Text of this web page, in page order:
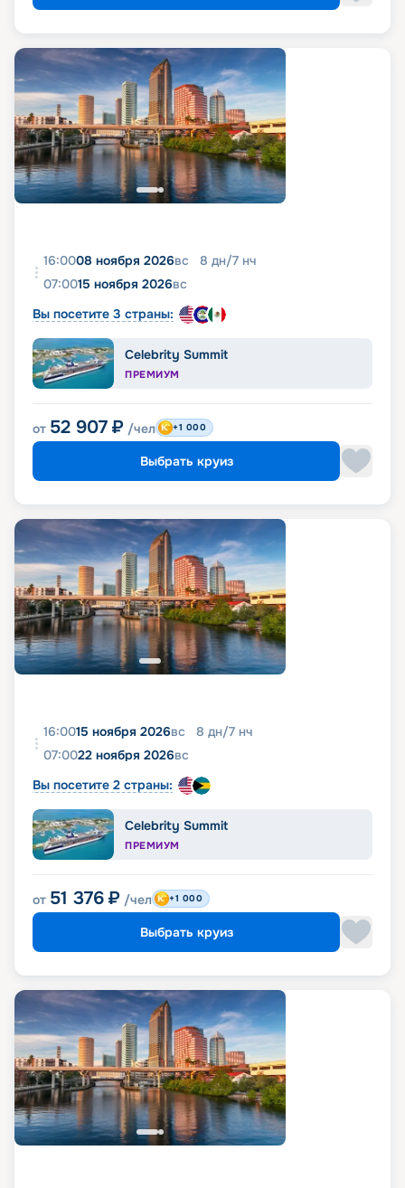
16:0008 ноября 2026вс 8 дн/7 нч
07:0015 ноября 2026вс
Вы посетите 3 страны:
Celebrity Summit
ПРЕМИУМ
от 52 907 ₽ /чел +1 000
Выбрать круиз
16:0015 ноября 2026вс 8 дн/7 нч
07:0022 ноября 2026вс
Вы посетите 2 страны:
Celebrity Summit
ПРЕМИУМ
от 51 376 ₽ /чел +1 000
Выбрать круиз